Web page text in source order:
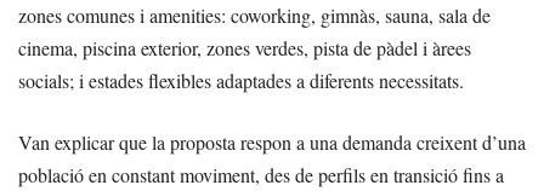
zones comunes i amenities: coworking, gimnàs, sauna, sala de
cinema, piscina exterior, zones verdes, pista de pàdel i àrees
socials; i estades flexibles adaptades a diferents necessitats.
Van explicar que la proposta respon a una demanda creixent d’una
població en constant moviment, des de perfils en transició fins a